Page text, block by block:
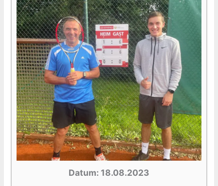
Datum: 18.08.2023